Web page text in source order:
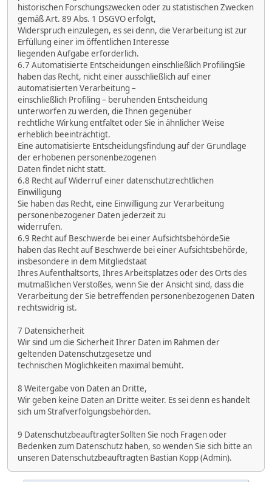
historischen Forschungszwecken oder zu statistischen Zwecken
gemäß Art. 89 Abs. 1 DSGVO erfolgt,
Widerspruch einzulegen, es sei denn, die Verarbeitung ist zur
Erfüllung einer im öffentlichen Interesse
liegenden Aufgabe erforderlich.
6.7 Automatisierte Entscheidungen einschließlich ProfilingSie
haben das Recht, nicht einer ausschließlich auf einer
automatisierten Verarbeitung –
einschließlich Profiling – beruhenden Entscheidung
unterworfen zu werden, die Ihnen gegenüber
rechtliche Wirkung entfaltet oder Sie in ähnlicher Weise
erheblich beeinträchtigt.
Eine automatisierte Entscheidungsfindung auf der Grundlage
der erhobenen personenbezogenen
Daten findet nicht statt.
6.8 Recht auf Widerruf einer datenschutzrechtlichen
Einwilligung
Sie haben das Recht, eine Einwilligung zur Verarbeitung
personenbezogener Daten jederzeit zu
widerrufen.
6.9 Recht auf Beschwerde bei einer AufsichtsbehördeSie
haben das Recht auf Beschwerde bei einer Aufsichtsbehörde,
insbesondere in dem Mitgliedstaat
Ihres Aufenthaltsorts, Ihres Arbeitsplatzes oder des Orts des
mutmaßlichen Verstoßes, wenn Sie der Ansicht sind, dass die
Verarbeitung der Sie betreffenden personenbezogenen Daten
rechtswidrig ist.
7 Datensicherheit
Wir sind um die Sicherheit Ihrer Daten im Rahmen der
geltenden Datenschutzgesetze und
technischen Möglichkeiten maximal bemüht.
8 Weitergabe von Daten an Dritte,
Wir geben keine Daten an Dritte weiter. Es sei denn es handelt
sich um Strafverfolgungsbehörden.
9 DatenschutzbeauftragterSollten Sie noch Fragen oder
Bedenken zum Datenschutz haben, so wenden Sie sich bitte an
unseren Datenschutzbeauftragten Bastian Kopp (Admin).